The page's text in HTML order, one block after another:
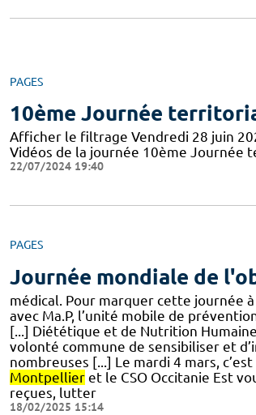
PAGES
10ème Journée
Afficher le filtrage Vendredi 28 juin
Vidéos de la journée 10ème Journée
22/07/2024 19:40
PAGES
Journée mondiale de
médical. Pour marquer cette journée à
avec Ma.P, l’unité mobile de
[...] Diététique et de Nutrition
volonté commune de sensibiliser et
nombreuses [...] Le mardi 4 mars,
Montpellieret le CSO Occitanie Est
reçues, lutter
18/02/2025 15:14